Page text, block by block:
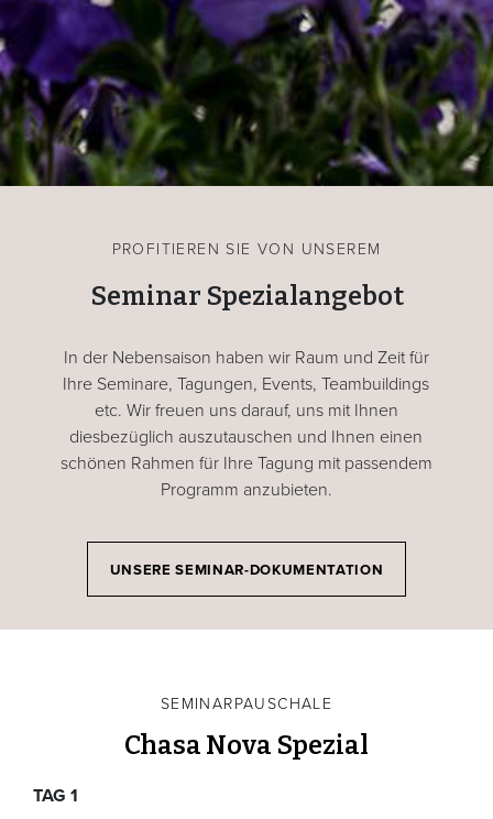
PROFITIEREN SIE VON UNSEREM
Seminar Spezialangebot
In der Nebensaison haben wir Raum und Zeit für
Ihre Seminare, Tagungen, Events, Teambuildings
etc. Wir freuen uns darauf, uns mit Ihnen
diesbezüglich auszutauschen und Ihnen einen
schönen Rahmen für Ihre Tagung mit passendem
Programm anzubieten.
UNSERE SEMINAR-DOKUMENTATION
SEMINARPAUSCHALE
Chasa Nova Spezial
TAG 1